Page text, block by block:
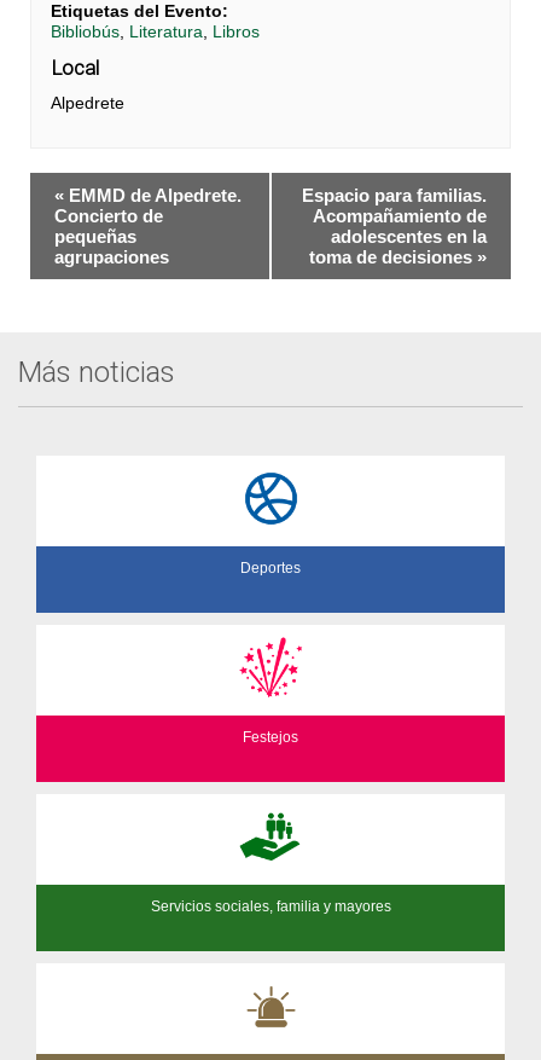
Etiquetas del Evento:
Bibliobús, Literatura Libros
Local
Alpedrete
Navegación
del
Evento
« EMMD de Alpedrete.
Concierto de
pequeñas
agrupaciones
Espacio para familias.
Acompañamiento de
adolescentes en la
toma de decisiones »
Más noticias
Deportes
Festejos
Servicios sociales, familia y mayores